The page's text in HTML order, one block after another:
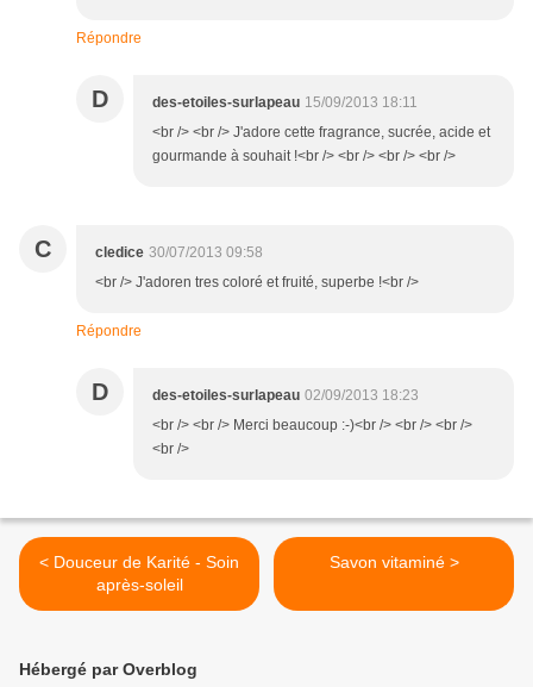
Répondre
D des-etoiles-surlapeau 15/09/2013 18:11
<br /> <br /> J'adore cette fragrance, sucrée, acide et
gourmande à souhait !<br /> <br /> <br /> <br />
C cledice 30/07/2013 09:58
<br /> J'adoren tres coloré et fruité, superbe !<br />
Répondre
D des-etoiles-surlapeau 02/09/2013 18:23
<br /> <br /> Merci beaucoup :-)<br /> <br /> <br />
<br />
< Douceur de Karité - Soin
après-soleil
Savon vitaminé >
Hébergé par Overblog